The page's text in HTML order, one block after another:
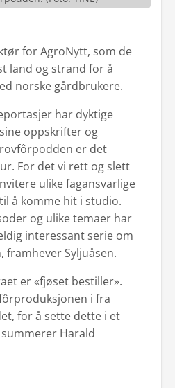
for AgroNytt, som de
land og strand for å
norske gårdbrukere.
har dyktige
oppskrifter og
er det
For det vi rett og slett
ulike fagansvarlige
å komme hit i studio.
og ulike temaer har
interessant serie om
Syljuåsen.
er «fjøset bestiller».
i fra
for å sette dette i et
Harald
her